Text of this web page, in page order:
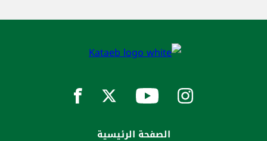
الصفحة الرئيسية